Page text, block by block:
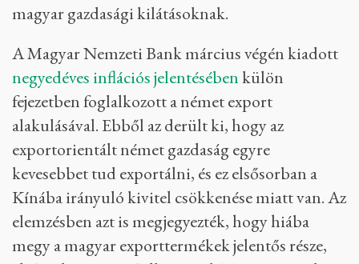
magyar gazdasági kilátásoknak.
A Magyar Nemzeti Bank március végén kiadott
negyedéves inflációs jelentésébenkülön
fejezetben foglalkozott a német export
alakulásával. Ebből az derült ki, hogy az
exportorientált német gazdaság egyre
kevesebbet tud exportálni, és ez elsősorban a
Kínába irányuló kivitel csökkenése miatt van. Az
elemzésben azt is megjegyezték, hogy hiába
megy a magyar exporttermékek jelentős része,